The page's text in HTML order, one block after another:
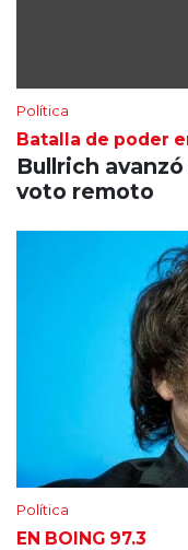
Política
Batalla de poder
Bullrich
voto remoto
Política
EN BOING 97.3